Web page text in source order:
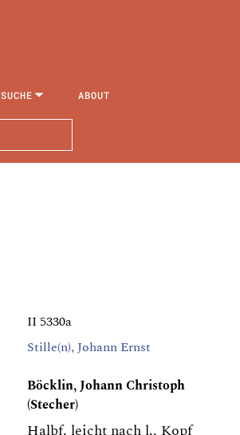
SUCHE
ABOUT
II 5330a
Stille(n), Johann Ernst
Böcklin, Johann Christoph
(Stecher)
Halbf. leicht nach l., Kopf